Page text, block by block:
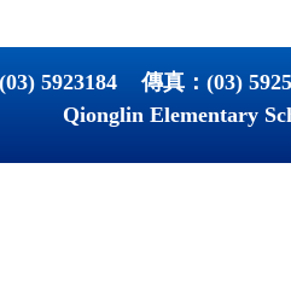
(03) 5923184傳真： (03)
Qionglin Elementary